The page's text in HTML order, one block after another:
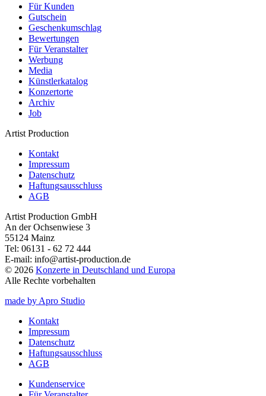
Für Kunden
Gutschein
Geschenkumschlag
Bewertungen
Für Veranstalter
Werbung
Media
Künstlerkatalog
Konzertorte
Archiv
Job
Artist Production
Kontakt
Impressum
Datenschutz
Haftungsausschluss
AGB
Artist Production GmbH
An der Ochsenwiese 3
55124 Mainz
Tel: 06131 - 62 72 444
E-mail: info@artist-production.de
© 2026 Konzerte in Deutschland und Europa
Alle Rechte vorbehalten
made by Apro Studio
Kontakt
Impressum
Datenschutz
Haftungsausschluss
AGB
Kundenservice